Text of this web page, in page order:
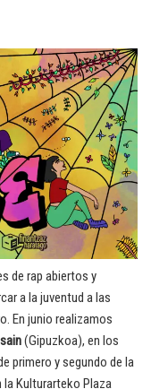
de rap abiertos y
a la juventud a las
En junio realizamos
(Gipuzkoa), en los
primero y segundo de la
la Kulturarteko Plaza